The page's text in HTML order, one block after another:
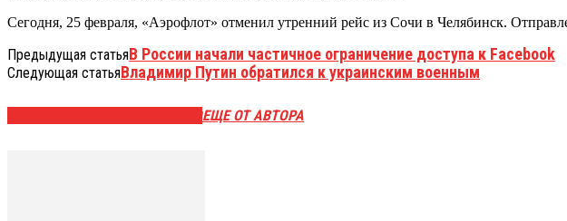
Сегодня, 25 февраля, «Аэрофлот» отменил утренний рейс из Сочи в Челябинск.
Предыдущая статьяВ России начали частичное ограничение доступа к Facebook
Следующая статьяВладимир Путин обратился к украинским военным
ЕЩЕ ОТ АВТОРА